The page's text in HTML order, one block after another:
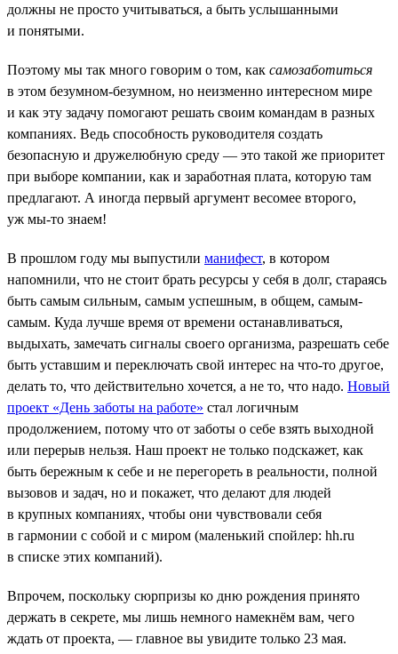
должны не просто учитываться, а быть услышанными
и понятыми.
Поэтому мы так много говорим о том, как самозаботиться
в этом безумном-безумном, но неизменно интересном мире
и как эту задачу помогают решать своим командам в разных
компаниях. Ведь способность руководителя создать
безопасную и дружелюбную среду — это такой же приоритет
при выборе компании, как и заработная плата, которую там
предлагают. А иногда первый аргумент весомее второго,
уж мы-то знаем!
В прошлом году мы выпустили манифест, в котором
напомнили, что не стоит брать ресурсы у себя в долг, стараясь
быть самым сильным, самым успешным, в общем, самым-
самым. Куда лучше время от времени останавливаться,
выдыхать, замечать сигналы своего организма, разрешать себе
быть уставшим и переключать свой интерес на что-то другое,
делать то, что действительно хочется, а не то, что надо. Новый
проект «День заботы на работе» стал логичным
продолжением, потому что от заботы о себе взять выходной
или перерыв нельзя. Наш проект не только подскажет, как
быть бережным к себе и не перегореть в реальности, полной
вызовов и задач, но и покажет, что делают для людей
в крупных компаниях, чтобы они чувствовали себя
в гармонии с собой и с миром (маленький спойлер: hh.ru
в списке этих компаний).
Впрочем, поскольку сюрпризы ко дню рождения принято
держать в секрете, мы лишь немного намекнём вам, чего
ждать от проекта, — главное вы увидите только 23 мая.